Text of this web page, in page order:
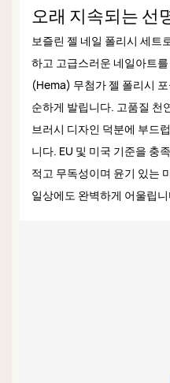
오래 지속되는 선
보즐린 젤 네일 폴리시 세트
하고 고급스러운 네일아트
(Hema) 무첨가 젤 폴리시
순하게 발립니다. 고품질 천
브러시 디자인 덕분에 부드
니다. EU 및 미국 기준을 충
적고 무독성이며 윤기 있는
일상에도 완벽하게 어울립